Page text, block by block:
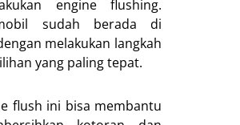
engine flushing.
sudah berada di
melakukan langkah
yang paling tepat.
flush ini bisa membantu